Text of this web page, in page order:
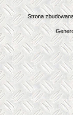
Strona